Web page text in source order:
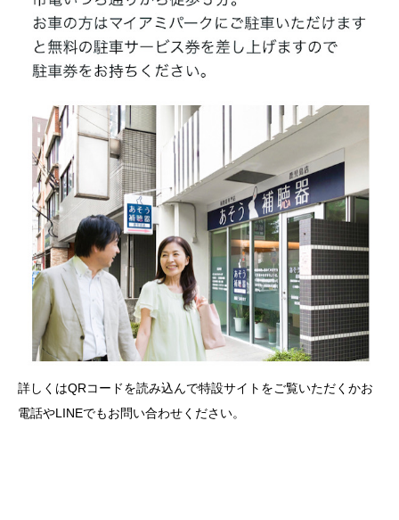
詳しくはQRコードを読み込んで特設サイトをご覧いただくかお
電話やLINEでもお問い合わせください。